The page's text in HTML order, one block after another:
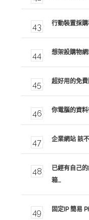
行動裝置採購
想架設購物
超好用的免
你電腦的資
企業網站 該
已經有自己
箱…
固定IP 簡易